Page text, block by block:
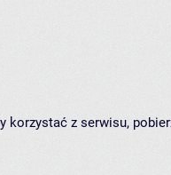
korzystać z serwisu,